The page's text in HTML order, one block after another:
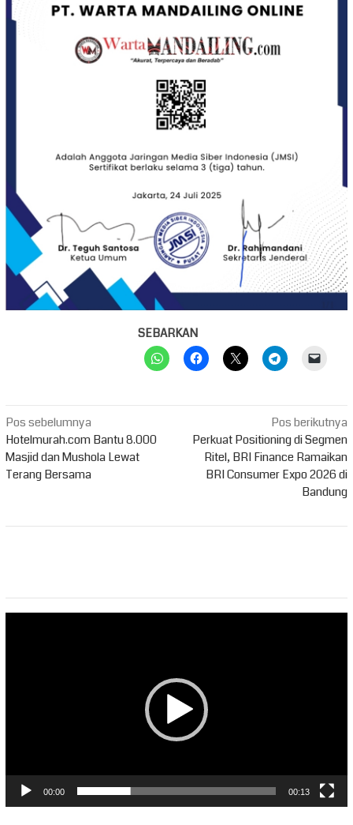
SEBARKAN
Navigasi
pos
Pos sebelumnya
Hotelmurah.com Bantu 8.000
Masjid dan Mushola Lewat
Terang Bersama
Pos berikutnya
Perkuat Positioning di Segmen
Ritel, BRI Finance Ramaikan
BRI Consumer Expo 2026 di
Bandung
00:00 00:13